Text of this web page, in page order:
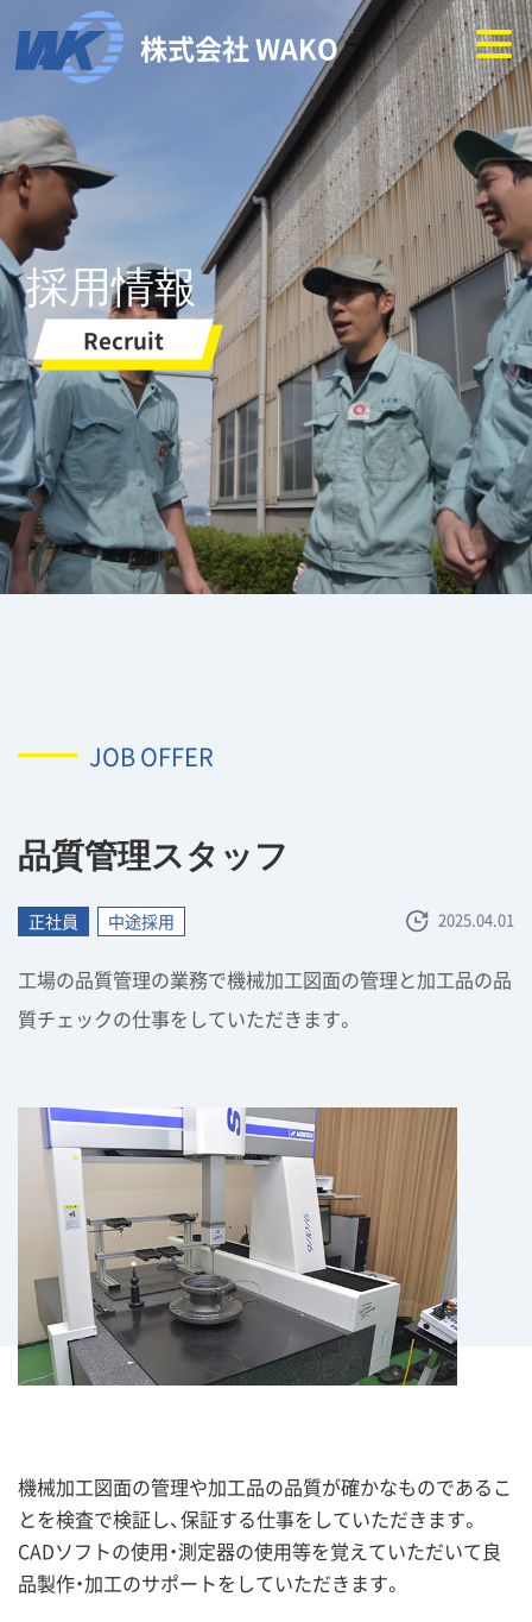
株式会社 WAKO
採用情報
Recruit
JOB OFFER
品質管理スタッフ
正社員 中途採用 2025.04.01
工場の品質管理の業務で機械加工図面の管理と加工品の品
質チェックの仕事をしていただきます。
機械加工図面の管理や加工品の品質が確かなものであるこ
とを検査で検証し、保証する仕事をしていただきます。
CADソフトの使用・測定器の使用等を覚えていただいて良
品製作・加工のサポートをしていただきます。